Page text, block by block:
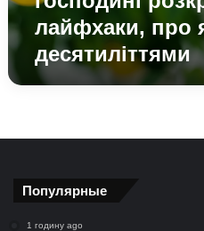
мовчали
десятиліттями
лайфхаки, про
десятиліттями
Популярные
1 годину ago